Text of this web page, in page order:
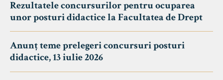
Rezultatele concursurilor pentru ocuparea
unor posturi didactice la Facultatea de Drept
Anunț teme prelegeri concursuri posturi
didactice, 13 iulie 2026